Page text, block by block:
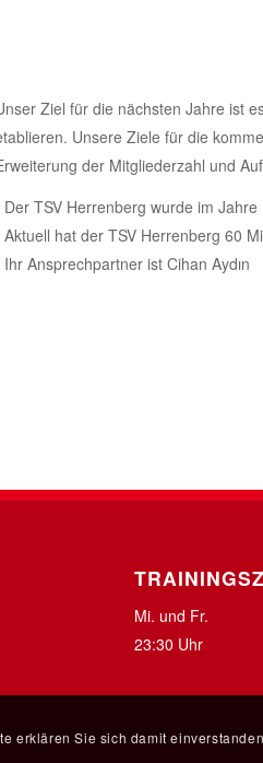
Ziel für die nächsten Jahre ist
Unsere Ziele für die
der Mitgliederzahl und
Der TSV Herrenberg wurde im
Aktuell hat der TSV Herrenberg 60
Ihr Ansprechpartner ist Cihan Aydın
Mi. und Fr.
23:30 Uhr
erklären Sie sich damit